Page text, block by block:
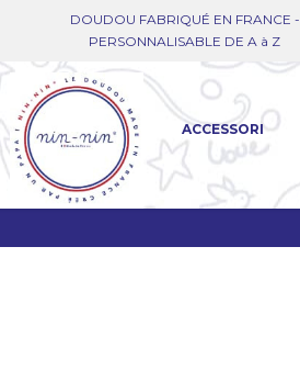
DOUDOU FABRIQUÉ EN FRANCE -
PERSONNALISABLE DE A à Z
ACCESSORI